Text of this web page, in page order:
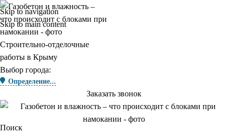
Skip to navigation
Skip to main content
Строительно-отделочные
работы в Крыму
Выбор города:
Определение...
Заказать звонок
Поиск